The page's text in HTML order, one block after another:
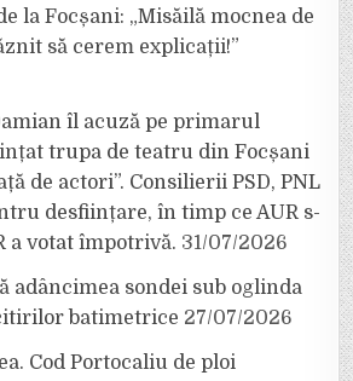
la Focșani: „Misăilă mocnea de
să cerem explicații!”
îl acuză pe primarul
trupa de teatru din Focșani
de actori”. Consilierii PSD, PNL
desființare, în timp ce AUR s-
a votat împotrivă. 31/07/2026
adâncimea sondei sub oglinda
batimetrice 27/07/2026
Cod Portocaliu de ploi